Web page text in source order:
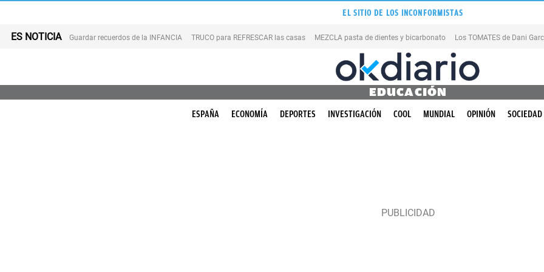
EL SITIO DE LOS INCONFORMISTAS
ES NOTICIA Guardar recuerdos de la INFANCIA TRUCO para REFRESCAR las casas MEZCLA pasta de dientes y bicarbonato Los TOMATES de Dani
EDUCACIÓN
ESPAÑA ECONOMÍA DEPORTES INVESTIGACIÓN COOL MUNDIAL OPINIÓN SOCIEDAD